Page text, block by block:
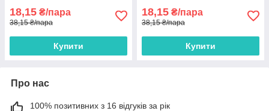
18,15 ₴/пара
38,15 ₴/пара
Купити
18,15 ₴/пара
38,15 ₴/пара
Купити
Про нас
100% позитивних з 16 відгуків за рік